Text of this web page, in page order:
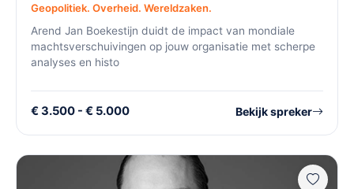
Geopolitiek. Overheid. Wereldzaken.
Arend Jan Boekestijn duidt de impact van mondiale
machtsverschuivingen op jouw organisatie met scherpe
analyses en histo
€ 3.500 - € 5.000 Bekijk spreker